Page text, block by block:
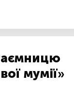
мумії»